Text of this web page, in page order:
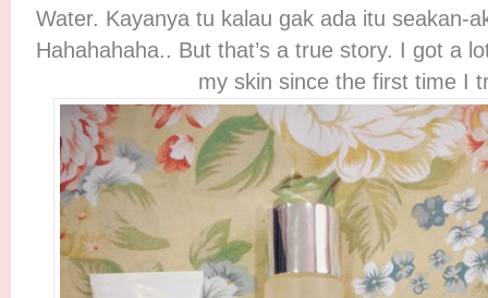
Water. Kayanya tu kalau gak ada itu seakan-
Hahahahaha.. But that’s a true story. I got a
my skin since the first time I